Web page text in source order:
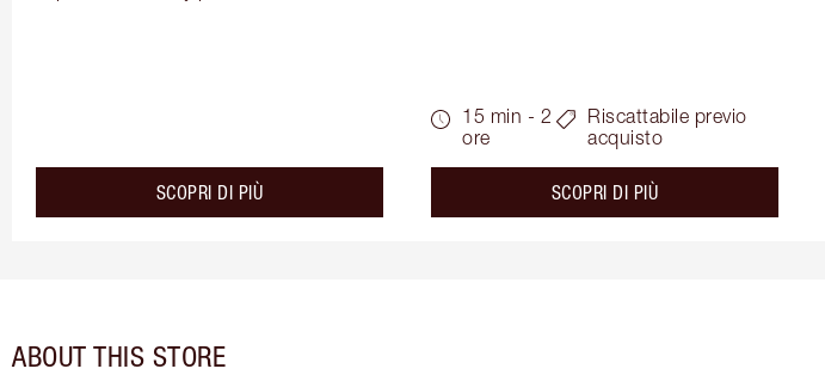
SCOPRI DI PIÙabout the
15 min - 2
ore
Riscattabile previo
acquisto
SCOPRI DI PIÙabout the
ABOUT THIS STORE